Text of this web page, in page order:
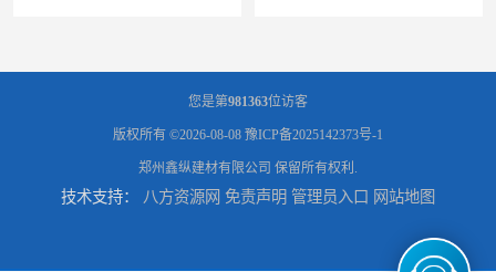
河南郑州生产加工彩钢围挡 郑州鑫纵 质量好 围挡加工 三门峡生产加工彩钢围挡 郑州鑫纵 质量好 围挡加工
您是第981363位访客
版权所有 ©2026-08-08 豫ICP备2025142373号-1
郑州鑫纵建材有限公司 保留所有权利.
技术支持： 八方资源网 免责声明 管理员入口 网站地图